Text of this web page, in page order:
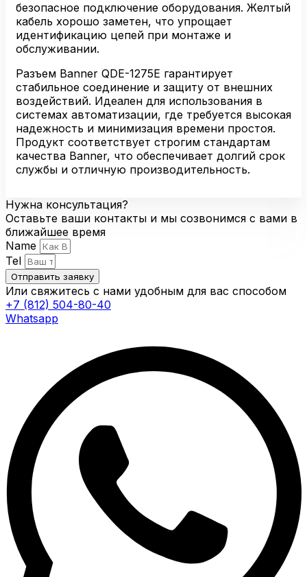
безопасное подключение оборудования. Желтый
кабель хорошо заметен, что упрощает
идентификацию цепей при монтаже и
обслуживании.
Разъем Banner QDE-1275E гарантирует
стабильное соединение и защиту от внешних
воздействий. Идеален для использования в
системах автоматизации, где требуется высокая
надежность и минимизация времени простоя.
Продукт соответствует строгим стандартам
качества Banner, что обеспечивает долгий срок
службы и отличную производительность.
Нужна консультация?
Оставьте ваши контакты и мы созвонимся с вами в
ближайшее время
Name
Tel
Отправить заявку
Или свяжитесь с нами удобным для вас способом
+7 (812) 504-80-40
Whatsapp